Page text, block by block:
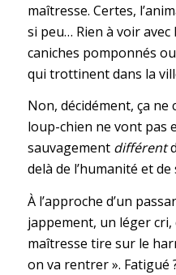
maîtresse. Certes,
si peu… Rien à voir
caniches pomponnés
qui trottinent dans la
Non, décidément, ça ne
loup-chien ne vont pas
sauvagement différent
delà de l’humanité et
À l’approche d’un
jappement, un léger
maîtresse tire sur le
on va rentrer ». Fatigué